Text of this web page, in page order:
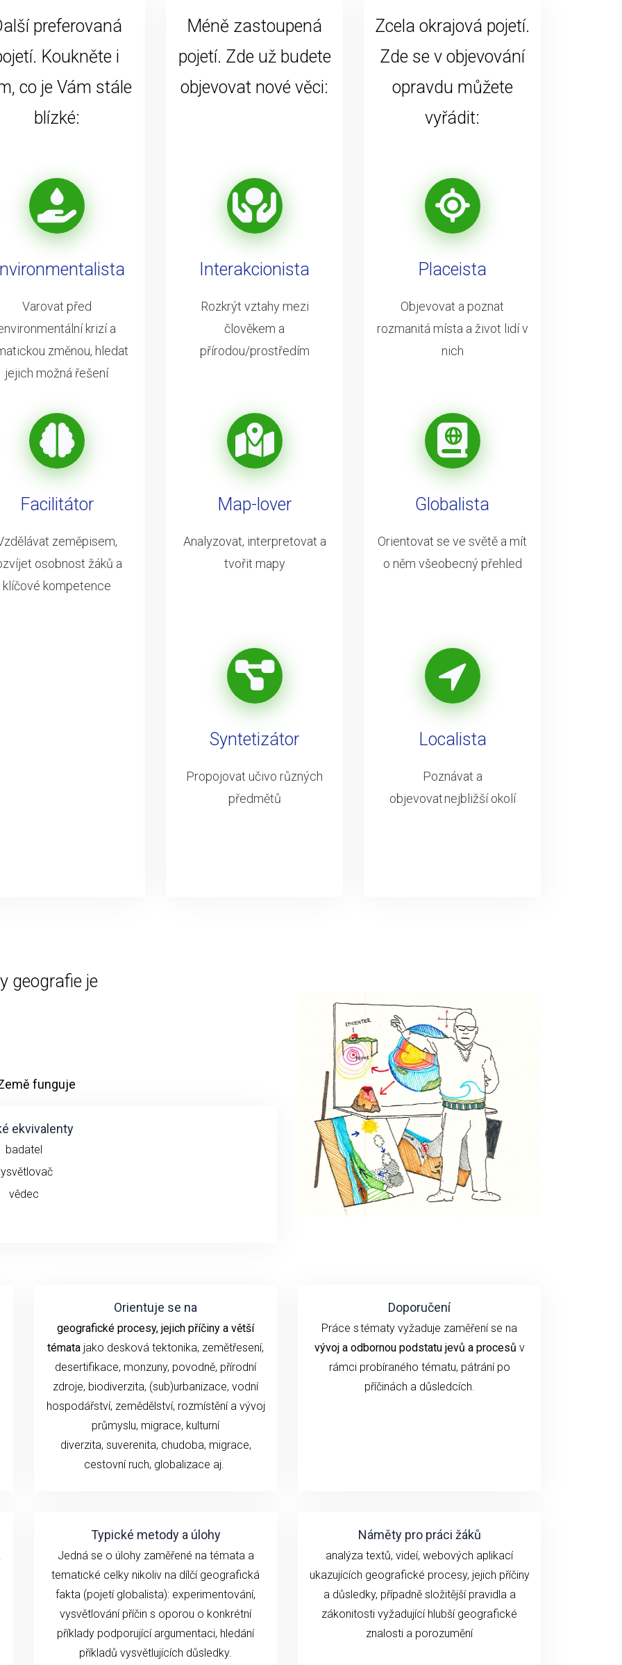
preferovaná
Koukněte i
co je Vám stále
blízké:
Varovat před
krizí a
změnou, hledat
jejich možná řešení
Facilitátor
zeměpisem,
osobnost žáků a
klíčové kompetence
Méně zastoupená
pojetí. Zde už budete
objevovat nové věci:
Interakcionista
Rozkrýt vztahy mezi
člověkem a
přírodou/prostředím
Map-lover
Analyzovat, interpretovat a
tvořit mapy
Syntetizátor
Propojovat učivo různých
předmětů
Zcela okrajová pojetí.
Zde se v objevování
opravdu můžete
vyřádit:
Placeista
Objevovat a poznat
rozmanitá místa a život lidí v
nich
Globalista
Orientovat se ve světě a mít
o něm všeobecný přehled
Localista
Poznávat a
objevovat nejbližší okolí
geografie je
funguje
ekvivalenty
badatel
vědec
Orientuje se na
geografické procesy, jejich příčiny a větší
témata jako desková tektonika, zemětřesení,
desertifikace, monzuny, povodně, přírodní
zdroje, biodiverzita, (sub)urbanizace, vodní
hospodářství, zemědělství, rozmístění a vývoj
průmyslu, migrace, kulturní
diverzita, suverenita, chudoba, migrace,
cestovní ruch, globalizace aj.
Doporučení
Práce s tématy vyžaduje zaměření se na
vývoj a odbornou podstatu jevů a procesů v
rámci probíraného tématu, pátrání po
příčinách a důsledcích.
Typické metody a úlohy
Jedná se o úlohy zaměřené na témata a
tematické celky nikoliv na dílčí geografická
fakta (pojetí globalista): experimentování,
vysvětlování příčin s oporou o konkrétní
příklady podporující argumentaci, hledání
příkladů vysvětlujících důsledky.
Náměty pro práci žáků
analýza textů, videí, webových aplikací
ukazujících geografické procesy, jejich příčiny
a důsledky, případně složitější pravidla a
zákonitosti vyžadující hlubší geografické
znalosti a porozumění